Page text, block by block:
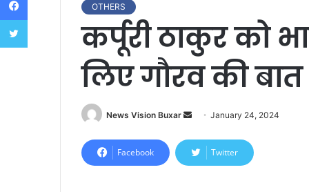
OTHERS
कर्पूरी ठाकुर को
लिए गौरव की बात
News Vision Buxar
n
d
January 24, 2024
Facebook Twitter